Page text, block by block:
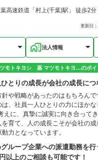
高速鉄道「村上(千葉)駅」 徒歩2分
更新日
法人情報
モトキヨシ 薬 マツモトキヨ…のポイ
とりの成長が会社の成長につ
針や戦略があったのはもちろん
は、社員一人ひとりの力にほかな
えに、真摯に誠実に向き合って
を育て、人の成長こそが会社の
力となっています。
グループ企業への派遣勤務を
以上のご相談も可能です！